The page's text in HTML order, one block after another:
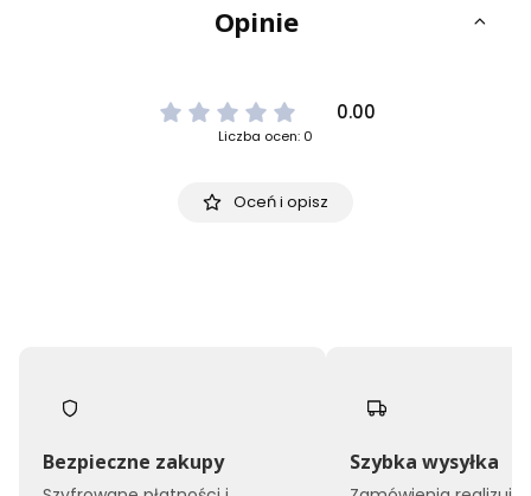
Opinie
0.00
Liczba ocen: 0
Oceń i opisz
Bezpieczne zakupy Szybka wysyłka